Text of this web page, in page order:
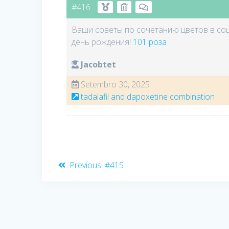
#416
Ваши советы по сочетанию цветов в
день рождения! 101 роза
Jacobtet
Setembro 30, 2025
tadalafil and dapoxetine combination
Navegação
Previous: Previous
#415